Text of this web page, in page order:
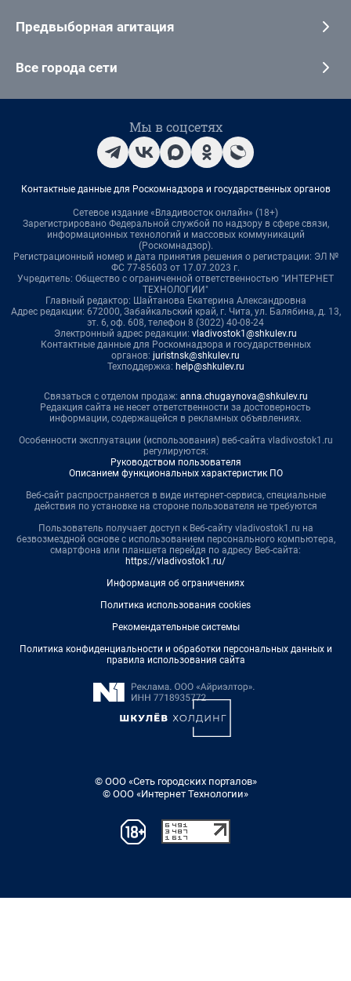
Предвыборная агитация
Все города сети
Мы в соцсетях
Контактные данные для Роскомнадзора и государственных органов
Сетевое издание «Владивосток онлайн» (18+)
Зарегистрировано Федеральной службой по надзору в сфере связи,
информационных технологий и массовых коммуникаций
(Роскомнадзор).
Регистрационный номер и дата принятия решения о регистрации: ЭЛ №
ФС 77-85603 от 17.07.2023 г.
Учредитель: Общество с ограниченной ответственностью "ИНТЕРНЕТ
ТЕХНОЛОГИИ"
Главный редактор: Шайтанова Екатерина Александровна
Адрес редакции: 672000, Забайкальский край, г. Чита, ул. Балябина, д. 13,
эт. 6, оф. 608, телефон 8 (3022) 40-08-24
Электронный адрес редакции: vladivostok1@shkulev.ru
Контактные данные для Роскомнадзора и государственных
органов: juristnsk@shkulev.ru
Техподдержка: help@shkulev.ru
Связаться с отделом продаж: anna.chugaynova@shkulev.ru
Редакция сайта не несет ответственности за достоверность
информации, содержащейся в рекламных объявлениях.
Особенности эксплуатации (использования) веб-сайта vladivostok1.ru
регулируются:
Руководством пользователя
Описанием функциональных характеристик ПО
Веб-сайт распространяется в виде интернет-сервиса, специальные
действия по установке на стороне пользователя не требуются
Пользователь получает доступ к Веб-сайту vladivostok1.ru на
безвозмездной основе с использованием персонального компьютера,
смартфона или планшета перейдя по адресу Веб-сайта:
https://vladivostok1.ru/
Информация об ограничениях
Политика использования cookies
Рекомендательные системы
Политика конфиденциальности и обработки персональных данных и
правила использования сайта
© ООО «Сеть городских порталов»
© ООО «Интернет Технологии»